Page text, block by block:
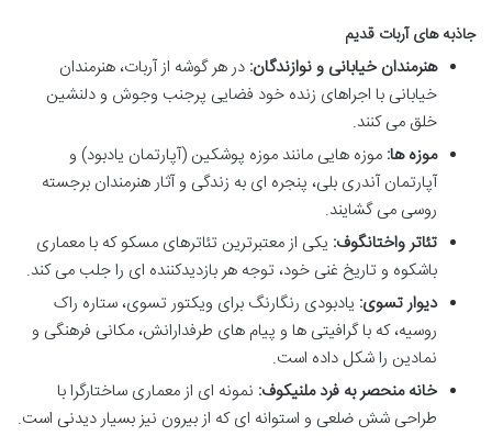
جاذبه های آربات قدیم
هنرمندان خیابانی و نوازندگان: در هر گوشه از آربات، هنرمندان
خیابانی با اجراهای زنده خود فضایی پرجنب وجوش و دلنشین
خلق می کنند.
موزه ها: موزه هایی مانند موزه پوشکین (آپارتمان یادبود) و
آپارتمان آندری بلی، پنجره ای به زندگی و آثار هنرمندان برجسته
روسی می گشایند.
تئاتر واختانگوف: یکی از معتبرترین تئاترهای مسکو که با معماری
باشکوه و تاریخ غنی خود، توجه هر بازدیدکننده ای را جلب می کند.
دیوار تسوی: یادبودی رنگارنگ برای ویکتور تسوی، ستاره راک
روسیه، که با گرافیتی ها و پیام های طرفدارانش، مکانی فرهنگی و
نمادین را شکل داده است.
خانه منحصر به فرد ملنیکوف: نمونه ای از معماری ساختارگرا با
طراحی شش ضلعی و استوانه ای که از بیرون نیز بسیار دیدنی است.